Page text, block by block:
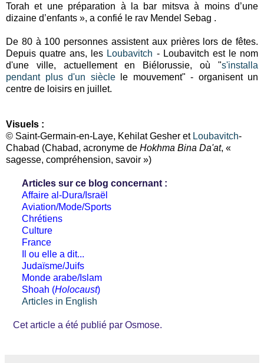
Torah et une préparation à la bar mitsva à moins d’une
dizaine d’enfants », a confié le rav Mendel Sebag .
De 80 à 100 personnes assistent aux prières lors de fêtes.
Depuis quatre ans, les Loubavitch - Loubavitch est le nom
d'une ville, actuellement en Biélorussie, où "s'installa
pendant plus d'un sièclele mouvement" - organisent un
centre de loisirs en juillet.
Visuels :
© Saint-Germain-en-Laye, Kehilat Gesher et Loubavitch-
Chabad (Chabad, acronyme de Hokhma Bina Da'at, «
sagesse, compréhension, savoir »)
Articles sur ce blog concernant :
Affaire al-Dura/Israël
Aviation/Mode/Sports
Chrétiens
Culture
France
Il ou elle a dit...
Judaïsme/Juifs
Monde arabe/Islam
Shoah (Holocaust)
Articles in English
Cet article a été publié par Osmose.